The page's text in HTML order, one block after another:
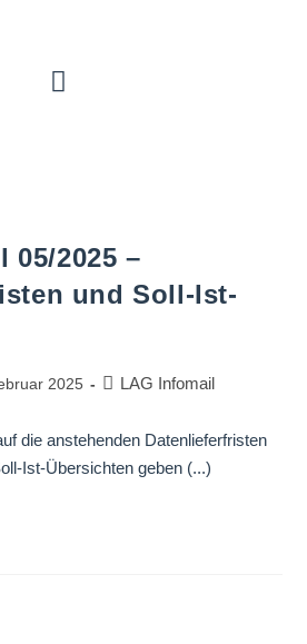
05/2025 –
und Soll-Ist-
2025 LAG Infomail
die anstehenden Datenlieferfristen
Ist-Übersichten geben (...)